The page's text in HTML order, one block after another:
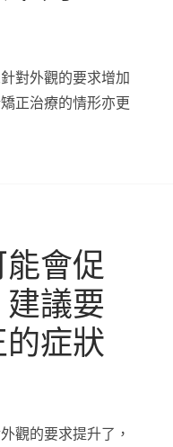
對外觀的要求增加
正治療的情形亦更
會促
議要
症狀
觀的要求提升了，